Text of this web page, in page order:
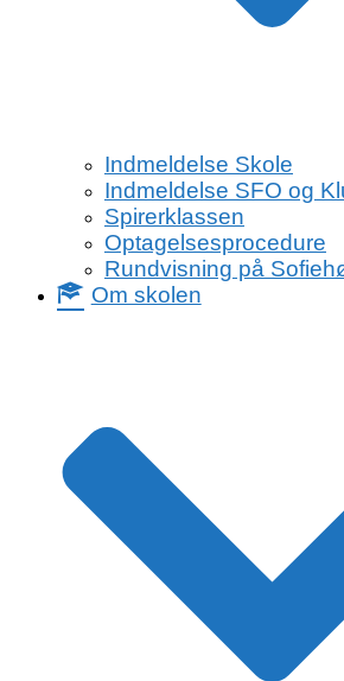
Indmeldelse Skole
Indmeldelse SFO og
Spirerklassen
Optagelsesprocedure
Rundvisning på
Om skolen